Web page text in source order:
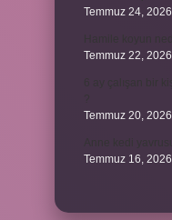
Temmuz 24, 2026
Temmuz 22, 2026
Temmuz 20, 2026
Temmuz 16, 2026